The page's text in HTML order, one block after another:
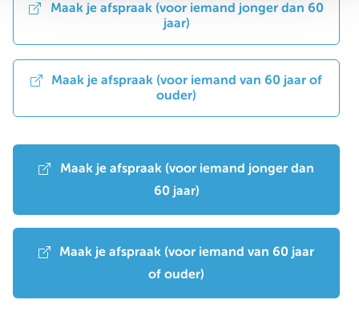
Maak je afspraak (voor iemand jonger dan 60
jaar)
Maak je afspraak (voor iemand van 60 jaar of
ouder)
Maak je afspraak (voor iemand jonger dan
60 jaar)
Maak je afspraak (voor iemand van 60 jaar
of ouder)